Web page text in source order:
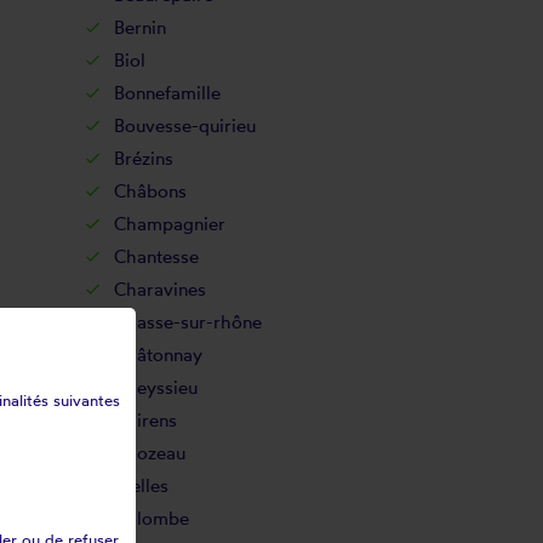
Bernin
Biol
Bonnefamille
Bouvesse-quirieu
Brézins
Châbons
Champagnier
Chantesse
Charavines
Chasse-sur-rhône
Châtonnay
Cheyssieu
Chirens
Chozeau
Clelles
Colombe
suivantes